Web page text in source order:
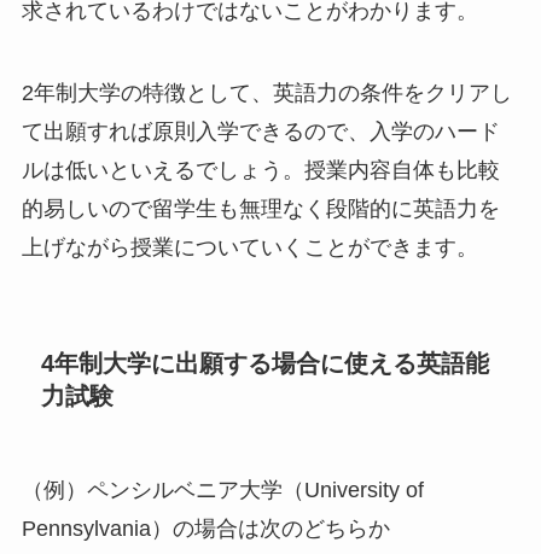
求されているわけではないことがわかります。
2年制大学の特徴として、英語力の条件をクリアし
て出願すれば原則入学できるので、入学のハード
ルは低いといえるでしょう。授業内容自体も比較
的易しいので留学生も無理なく段階的に英語力を
上げながら授業についていくことができます。
4年制大学に出願する場合に使える英語能
力試験
（例）ペンシルベニア大学（University of
Pennsylvania）の場合は次のどちらか